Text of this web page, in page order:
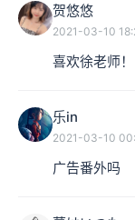
贺悠悠
2021-03-10
喜欢徐老师！
乐in
2021-03-10
广告番外吗